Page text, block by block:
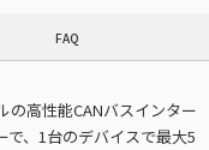
FAQ
の高性能CANバスインター
で、1台のデバイスで最大5